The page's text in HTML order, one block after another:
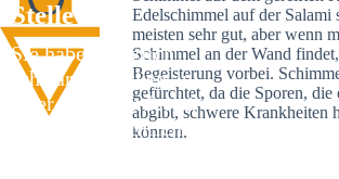
Stelle
Sie haben kürzlich
schwarze Flecken an
Ihrer Wand entdeckt?
Schlechte Nachrichten:
Edelschimmel auf der Salami
meisten sehr gut, aber wenn
Schimmel an der Wand
Begeisterung vorbei.
gefürchtet, da die Sporen,
abgibt, schwere Krankheiten
können.